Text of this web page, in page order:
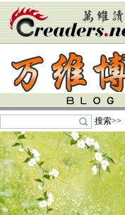
搜索>>